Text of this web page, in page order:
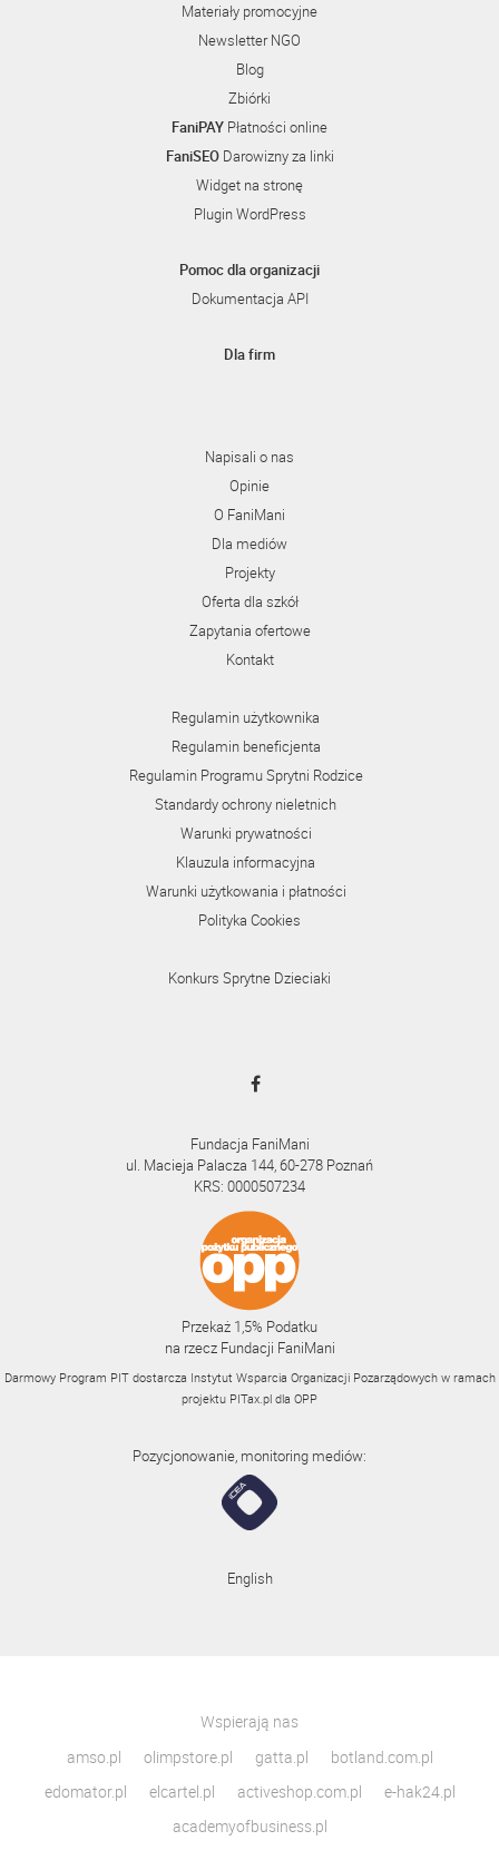
Materiały promocyjne
Newsletter NGO
Blog
Zbiórki
FaniPAY Płatności online
FaniSEODarowizny za linki
Widget na stronę
Plugin WordPress
Pomoc dla organizacji
Dokumentacja API
Dla firm
Napisali o nas
Opinie
O FaniMani
Dla mediów
Projekty
Oferta dla szkół
Zapytania ofertowe
Kontakt
Regulamin użytkownika
Regulamin beneficjenta
Regulamin Programu Sprytni Rodzice
Standardy ochrony nieletnich
Warunki prywatności
Klauzula informacyjna
Warunki użytkowania i płatności
Polityka Cookies
Konkurs Sprytne Dzieciaki
Fundacja FaniMani
ul. Macieja Palacza 144, 60-278 Poznań
KRS: 0000507234
Przekaż 1,5% Podatku
na rzecz Fundacji FaniMani
Darmowy Program PIT dostarcza Instytut Wsparcia Organizacji Pozarządowych w ramach
projektu PITax.pl dla OPP
Pozycjonowanie, monitoring mediów:
English
Wspierają nas
amso.pl
olimpstore.pl gatta.pl
botland.com.pl
edomator.pl
elcartel.pl activeshop.com.pl
e-hak24.pl
academyofbusiness.pl